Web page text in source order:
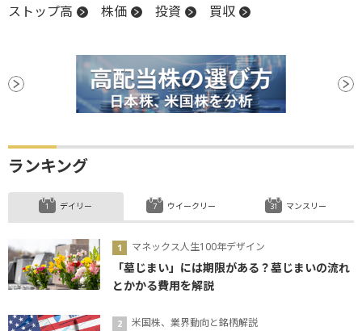
ストップ高 株価 投資 買収
ランキング
デイリー
マネックス人生100年デザイン
「墓じまい」には期限がある？墓じまいの流れ
とかかる費用を解説
米国株、業界動向と銘柄解説
ウイークリー マンスリー